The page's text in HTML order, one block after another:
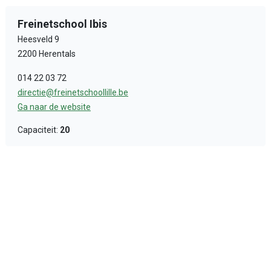
Freinetschool Ibis
Heesveld 9
2200 Herentals
014 22 03 72
directie@freinetschoollille.be
Ga naar de website
Capaciteit: 20